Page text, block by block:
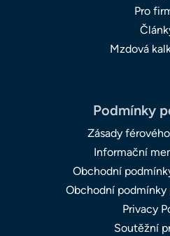
Pro
Mzdová
Podmínky
Zásady
Informační
Obchodní
Obchodní
Privacy
Soutěžní